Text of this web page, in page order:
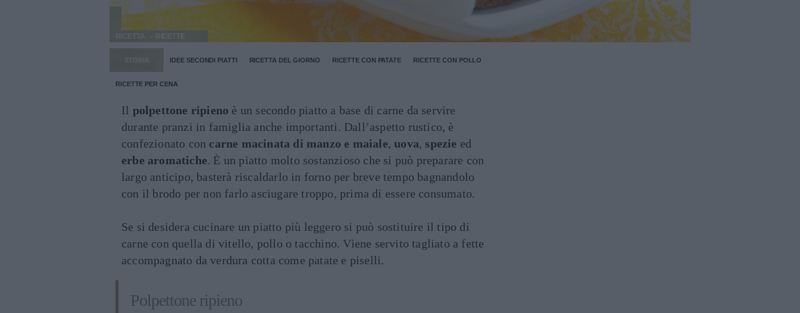
RICETTA
STORIA IDEE SECONDI PIATTI RICETTA DEL GIORNO RICETTE CON PATATE RICETTE CON POLLO
RICETTE PER CENA
Il polpettone ripieno è un secondo piatto a base di carne da servire
durante pranzi in famiglia anche importanti. Dall’aspetto rustico, è
confezionato con carne macinata di manzo e maiale,uova, spezie ed
erbe aromatiche. È un piatto molto sostanzioso che si può preparare con
largo anticipo, basterà riscaldarlo in forno per breve tempo bagnandolo
con il brodo per non farlo asciugare troppo, prima di essere consumato.
Se si desidera cucinare un piatto più leggero si può sostituire il tipo di
carne con quella di vitello, pollo o tacchino. Viene servito tagliato a fette
accompagnato da verdura cotta come patate e piselli.
Polpettone ripieno